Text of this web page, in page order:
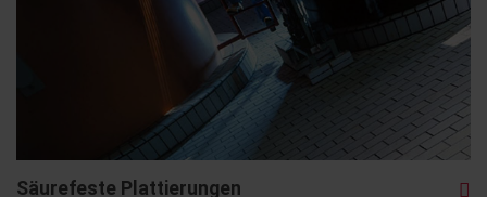
Säurefeste Plattierungen